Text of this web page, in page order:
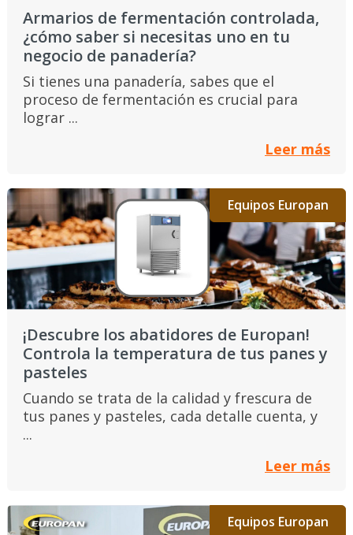
Armarios de fermentación controlada,
¿cómo saber si necesitas uno en tu
negocio de panadería?
Si tienes una panadería, sabes que el
proceso de fermentación es crucial para
lograr ...
Leer más
Equipos Europan
¡Descubre los abatidores de Europan!
Controla la temperatura de tus panes y
pasteles
Cuando se trata de la calidad y frescura de
tus panes y pasteles, cada detalle cuenta, y
...
Leer más
Equipos Europan